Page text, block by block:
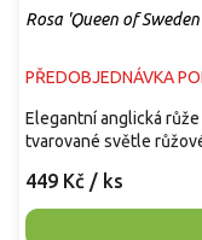
Rosa 'Queen of
PŘEDOBJEDNÁVKA
449 Kč / ks
Elegantní anglická
tvarované světle